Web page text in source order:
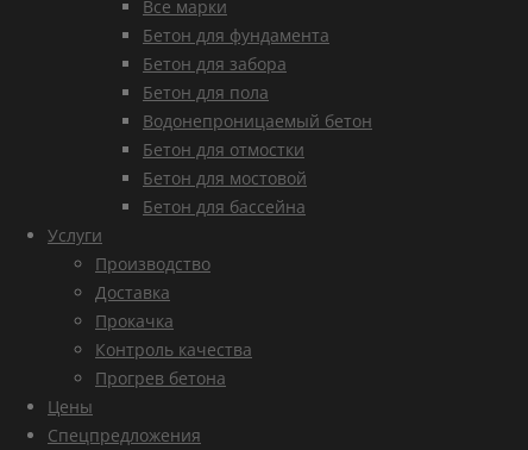
Все марки
Бетон для фундамента
Бетон для забора
Бетон для пола
Водонепроницаемый бетон
Бетон для отмостки
Бетон для мостовой
Бетон для бассейна
Услуги
Производство
Доставка
Прокачка
Контроль качества
Прогрев бетона
Цены
Спецпредложения